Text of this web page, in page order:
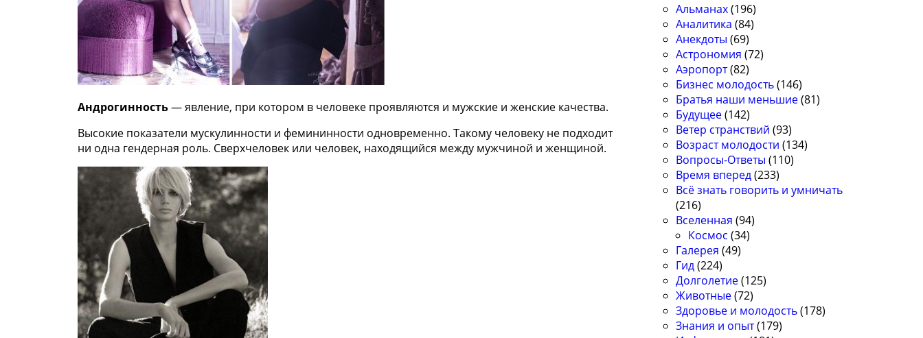
Андрогинность— явление, при котором в человеке проявляются и мужские и женские качества.
Высокие показатели мускулинности и фемининности одновременно. Такому человеку не подходит
ни одна гендерная роль. Сверхчеловек или человек, находящийся между мужчиной и женщиной.
Альманах(196)
Аналитика (84)
Анекдоты (69)
Астрономия (72)
Аэропорт(82)
Бизнес молодость(146)
Братья наши меньшие(81)
Будущее(142)
Ветер странствий (93)
Возраст молодости (134)
Вопросы-Ответы (110)
Время вперед(233)
Всё знать говорить и умничать
(216)
Вселенная (94)
Космос (34)
Галерея (49)
Гид(224)
Долголетие(125)
Животные(72)
Здоровье и молодость(178)
Знания и опыт(179)